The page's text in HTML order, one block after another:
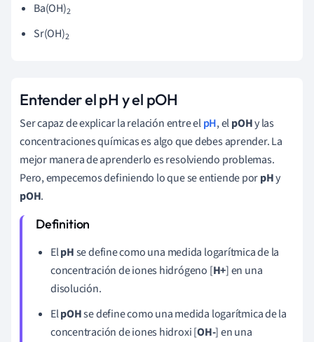
Ba(OH)2
Sr(OH)2
Entender el pH y el pOH
Ser capaz de explicar la relación entre elpH, elpOHy las
concentraciones químicas es algo que debes aprender. La
mejor manera de aprenderlo es resolviendo problemas.
Pero, empecemos definiendo lo que se entiende porpHy
pOH.
ElpHse define como una medida logarítmica de la
concentración de iones hidrógeno [H+] en una
disolución.
ElpOHse define como una medida logarítmica de la
concentración de iones hidroxi [OH-] en una